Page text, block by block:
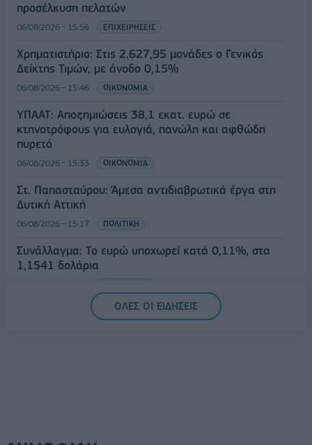
προσέλκυση πελατών
06/08/2026 - 15:56 ΕΠΙΧΕΙΡΗΣΕΙΣ
Χρηματιστήριο: Στις 2.627,95 μονάδες ο Γενικός
Δείκτης Τιμών, με άνοδο 0,15%
06/08/2026 - 15:46 ΟΙΚΟΝΟΜΙΑ
ΥΠΑΑΤ: Αποζημιώσεις 38,1 εκατ. ευρώ σε
κτηνοτρόφους για ευλογιά, πανώλη και αφθώδη
πυρετό
06/08/2026 - 15:33 ΟΙΚΟΝΟΜΙΑ
Στ. Παπασταύρου: Άμεσα αντιδιαβρωτικά έργα στη
Δυτική Αττική
06/08/2026 - 15:17 ΠΟΛΙΤΙΚΗ
Συνάλλαγμα: Το ευρώ υποχωρεί κατά 0,11%, στα
1,1541 δολάρια
ΟΛΕΣ ΟΙ ΕΙΔΗΣΕΙΣ